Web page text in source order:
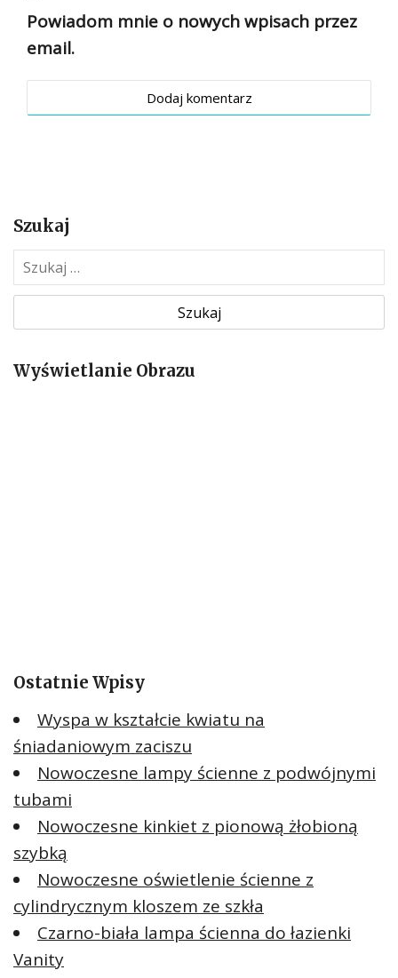
Powiadom mnie o nowych wpisach przez
email.
Szukaj
z
k
jWyświetlanie Obrazu
Ostatnie Wpisy
Wyspa w kształcie kwiatu na
śniadaniowym zaciszu
Nowoczesne lampy ścienne z podwójnymi
tubami
Nowoczesne kinkiet z pionową żłobioną
szybką
Nowoczesne oświetlenie ścienne z
cylindrycznym kloszem ze szkła
Czarno-biała lampa ścienna do łazienki
Vanity